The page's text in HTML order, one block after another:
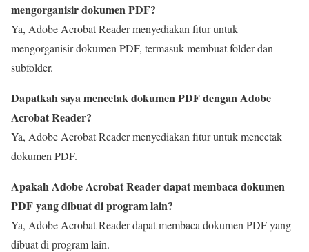
mengorganisir dokumen PDF?
Ya, Adobe Acrobat Reader menyediakan fitur untuk
mengorganisir dokumen PDF, termasuk membuat folder dan
subfolder.
Dapatkah saya mencetak dokumen PDF dengan Adobe
Acrobat Reader?
Ya, Adobe Acrobat Reader menyediakan fitur untuk mencetak
dokumen PDF.
Apakah Adobe Acrobat Reader dapat membaca dokumen
PDF yang dibuat di program lain?
Ya, Adobe Acrobat Reader dapat membaca dokumen PDF yang
dibuat di program lain.